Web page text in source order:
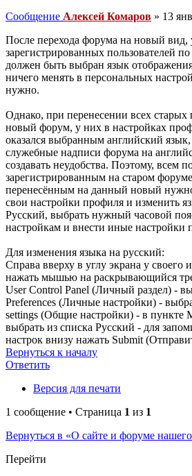
Сообщение Алексей Комаров » 13
После перехода форума на новый вид,
зарегистрированных пользователей
должен быть выбран язык
ничего менять в персональных
нужно.
Однако, при перенесении всех старых
новый форум, у них в настройках
оказался выбранным английский
служебные надписи форума на
создавать неудобства. Поэтому, всем
зарегистрированным на старом
перенесённым на данный новый
свои настройки профиля и изменить
Русский, выбрать нужный часовой
настройкам и внести иные настройки
Для изменения языка на русский:
Справа вверху в углу экрана у своего
нажать мышью на раскрывающийся
User Control Panel (Личный раздел) -
Preferences (Личные настройки) -
settings (Общие настройки) - в пункте
выбрать из списка Русский - для
настрок внизу нажать Submit
Вернуться к началу
Ответить
Версия для печати
1 сообщение • Страница 1 из 1
Вернуться в «О сайте и форуме
Перейти